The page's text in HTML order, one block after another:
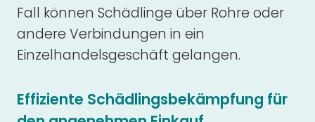
Fall können Schädlinge über Rohre oder
andere Verbindungen in ein
Einzelhandelsgeschäft gelangen.
Effiziente Schädlingsbekämpfung für